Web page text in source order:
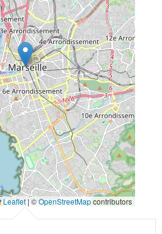
Leaflet|©OpenStreetMapcontributors